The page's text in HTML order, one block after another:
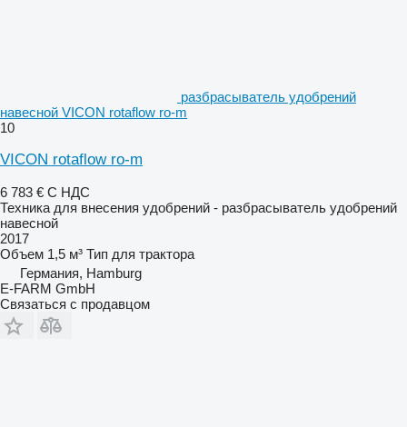
разбрасыватель удобрений
навесной VICON rotaflow ro-m
10
VICON rotaflow ro-m
6 783 € С НДС
Техника для внесения удобрений - разбрасыватель удобрений
навесной
2017
Объем 1,5 м³ Тип для трактора
Германия, Hamburg
E-FARM GmbH
Связаться с продавцом